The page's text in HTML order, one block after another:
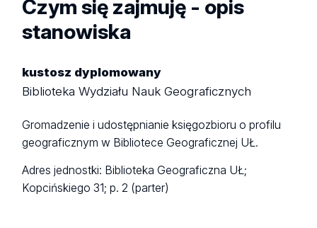
Czym się zajmuję - opis
stanowiska
kustosz dyplomowany
Biblioteka Wydziału Nauk Geograficznych
Gromadzenie i udostępnianie księgozbioru o profilu
geograficznym w Bibliotece Geograficznej UŁ.
Adres jednostki: Biblioteka Geograficzna UŁ;
Kopcińskiego 31; p. 2 (parter)